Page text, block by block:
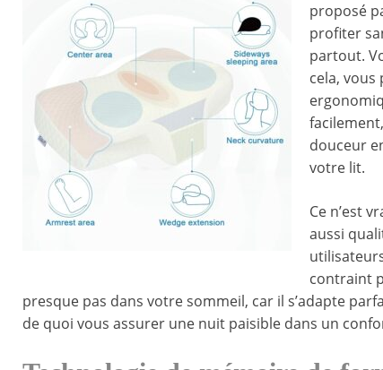
proposé
profiter
partout.
cela, vous
douceur
votre lit.
Ce n’est
aussi
contraint
presque pas dans votre sommeil, car il s’adapte
de quoi vous assurer une nuit paisible dans un